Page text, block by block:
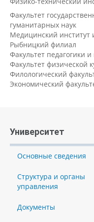
Факультет
гуманитарных наук
Медицинский институт
Рыбницкий филиал
Факультет педагогики и
Факультет физической
Филологический
Экономический
Университет
Основные сведения
Структура и органы
управления
Документы